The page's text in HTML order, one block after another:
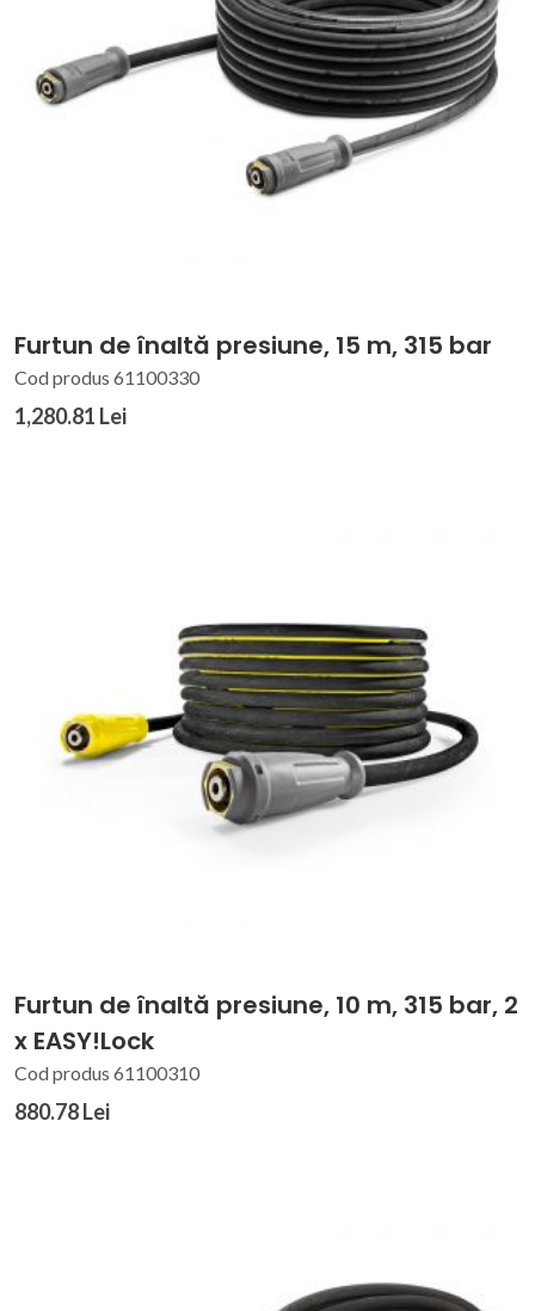
Furtun de înaltă presiune, 15 m, 315 bar
Cod produs 61100330
1,280.81 Lei
Furtun de înaltă presiune, 10 m, 315 bar, 2
x EASY!Lock
Cod produs 61100310
880.78 Lei